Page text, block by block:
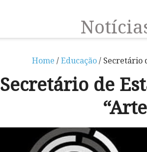
Home /Educação/ Secretário
Secretário de